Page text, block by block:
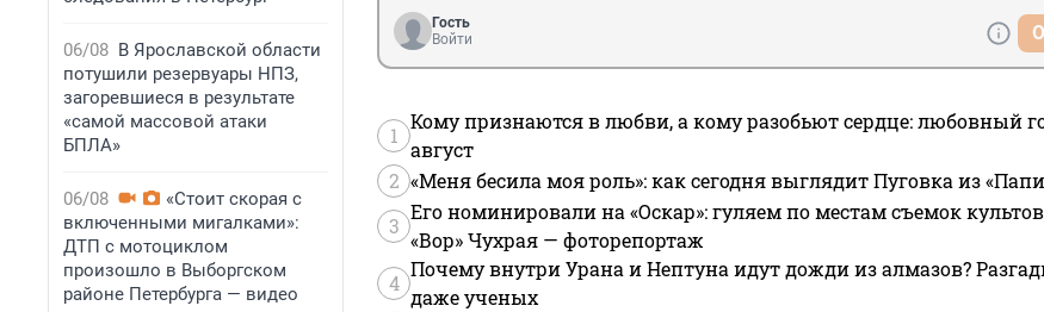
06/08 В Ярославской области
потушили резервуары НПЗ,
загоревшиеся в результате
«самой массовой атаки
БПЛА»
06/08
«Стоит скорая с
включенными мигалками»:
ДТП с мотоциклом
произошло в Выборгском
районе Петербурга — видео
Гость
Войти
1
Кому признаются в любви, а кому разобьют сердце: любовный
август
2 «Меня бесила моя роль»: как сегодня выглядит Пуговка из
3
Его номинировали на «Оскар»: гуляем по местам съемок
«Вор» Чухрая — фоторепортаж
4
Почему внутри Урана и Нептуна идут дожди из алмазов?
даже ученых